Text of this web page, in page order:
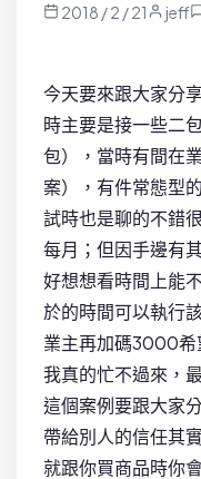
2018 / 2 / 21 jeff
今天要來跟大家分
時主要是接一些二
包），當時有間在
案），有件常態型
試時也是聊的不錯
每月；但因手邊有
好想想看時間上能
於的時間可以執行
業主再加碼3000希
我真的忙不過來，
這個案例要跟大家
帶給別人的信任其
就跟你買商品時你